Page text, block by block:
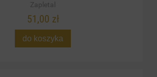
Zapletal
51,00 zł
do koszyka